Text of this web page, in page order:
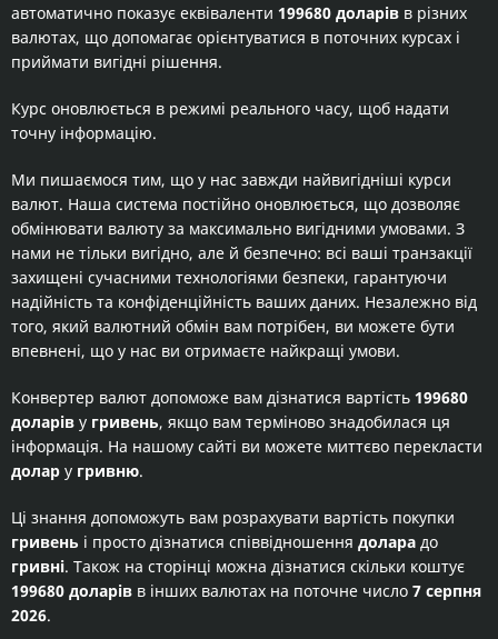
автоматично показує еквіваленти 199680 доларів в різних
валютах, що допомагає орієнтуватися в поточних курсах і
приймати вигідні рішення.
Курс оновлюється в режимі реального часу, щоб надати
точну інформацію.
Ми пишаємося тим, що у нас завжди найвигідніші курси
валют. Наша система постійно оновлюється, що дозволяє
обмінювати валюту за максимально вигідними умовами. З
нами не тільки вигідно, але й безпечно: всі ваші транзакції
захищені сучасними технологіями безпеки, гарантуючи
надійність та конфіденційність ваших даних. Незалежно від
того, який валютний обмін вам потрібен, ви можете бути
впевнені, що у нас ви отримаєте найкращі умови.
Конвертер валют допоможе вам дізнатися вартість 199680
доларів у гривень, якщо вам терміново знадобилася ця
інформація. На нашому сайті ви можете миттєво перекласти
долар у гривню.
Ці знання допоможуть вам розрахувати вартість покупки
гривень і просто дізнатися співвідношення долара до
гривні. Також на сторінці можна дізнатися скільки коштує
199680 доларів в інших валютах на поточне число 7 серпня
2026.